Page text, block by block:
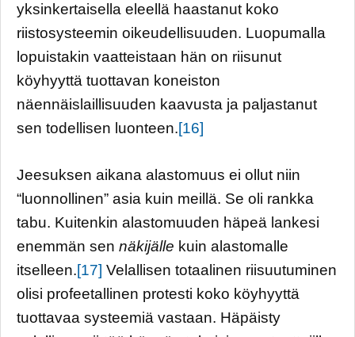
yksinkertaisella eleellä haastanut koko
riistosysteemin oikeudellisuuden. Luopumalla
lopuistakin vaatteistaan hän on riisunut
köyhyyttä tuottavan koneiston
näennäislaillisuuden kaavusta ja paljastanut
sen todellisen luonteen.[16]
Jeesuksen aikana alastomuus ei ollut niin
“luonnollinen” asia kuin meillä. Se oli rankka
tabu. Kuitenkin alastomuuden häpeä lankesi
enemmän sen näkijälle kuin alastomalle
itselleen.[17] Velallisen totaalinen riisuutuminen
olisi profeetallinen protesti koko köyhyyttä
tuottavaa systeemiä vastaan. Häpäisty